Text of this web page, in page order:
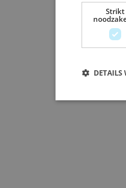
Strikt
DETAILS